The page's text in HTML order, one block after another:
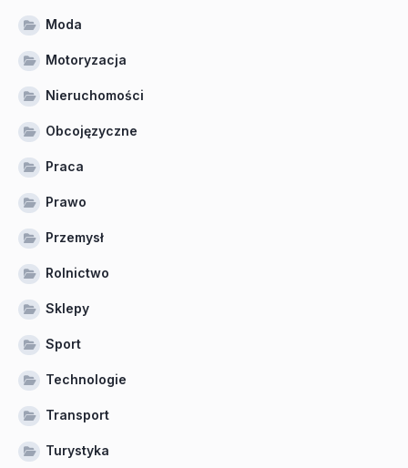
Moda
Motoryzacja
Nieruchomości
Obcojęzyczne
Praca
Prawo
Przemysł
Rolnictwo
Sklepy
Sport
Technologie
Transport
Turystyka